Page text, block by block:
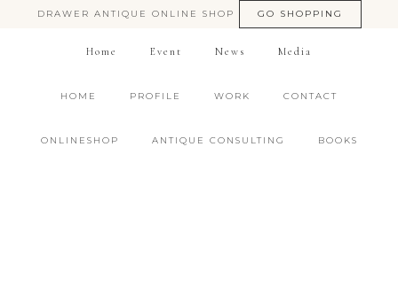
DRAWER ANTIQUE ONLINE SHOP GO SHOPPING
Home Event News Media
HOME PROFILE WORK CONTACT
ONLINESHOP ANTIQUE CONSULTING BOOKS